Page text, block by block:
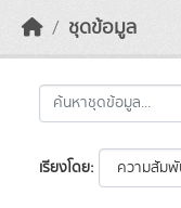
ชุดข้อมูล
เรียงโดย